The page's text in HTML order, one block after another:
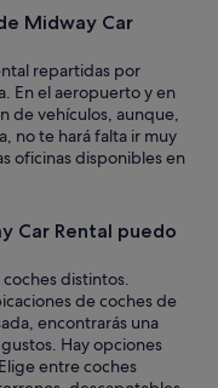
Midway Car
repartidas por
En el aeropuerto y en
de vehículos, aunque,
no te hará falta ir muy
oficinas disponibles en
Car Rental puedo
distintos.
de coches de
encontrarás una
Hay opciones
entre coches